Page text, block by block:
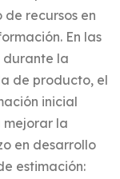
recursos en
En las
durante la
de producto, el
inicial
mejorar la
en desarrollo
estimación: